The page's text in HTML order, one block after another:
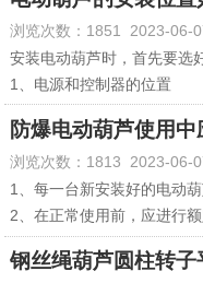
1、减速器箱体与箱盖之间
或更换密封圈；
2、减速器连接螺钉未拧紧
3、电动机扫膛：电机轴上
原因使定子铁心位移，造成
电机严禁“扫膛”，当发生扫
转子锥面之间的间隙使之均
葫芦常见故障及处理的分析
从何处着手检查，提高了检
处理问题的方法。
浏览次数：1851 2023-06-
安装电动葫芦时，首先要选
1、电源和控制器的位置
电动葫芦需要接通电源和控
的位置。
2、安全因素
安装位置要远离易燃、易爆
害易发地区。
3、轻重物的运输距离
要根据需要运输的轻重物的
防爆电动葫芦使用
浏览次数：1813 2023-06-
1、每一台新安装好的电动
2、在正常使用前，应进行
复升降，检查其传动机构，
3、超载定载荷25%的静荷
钢丝绳葫芦圆柱转